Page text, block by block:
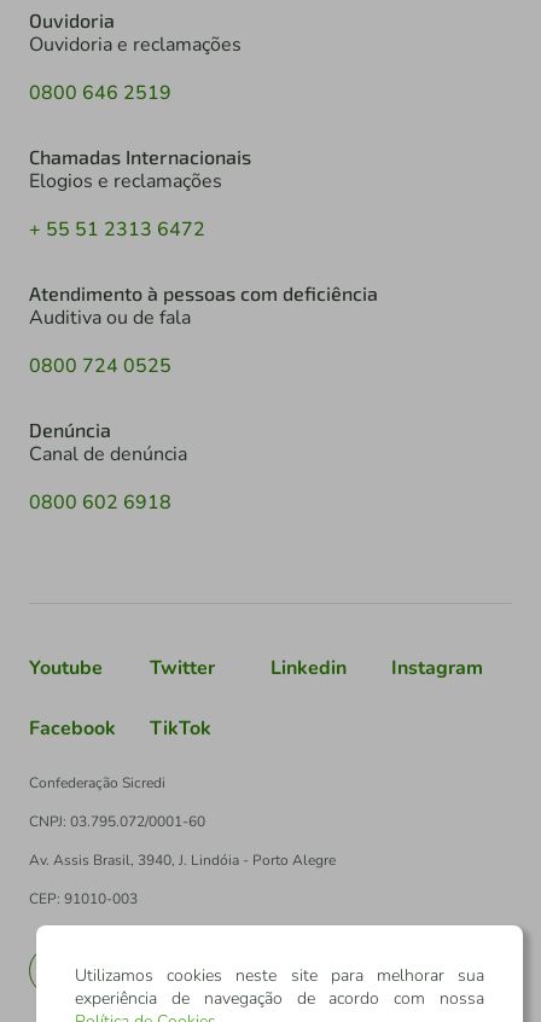
Ouvidoria
Ouvidoria e reclamações
0800 646 2519
Chamadas Internacionais
Elogios e reclamações
+ 55 51 2313 6472
Atendimento à pessoas com deficiência
Auditiva ou de fala
0800 724 0525
Denúncia
Canal de denúncia
0800 602 6918
Youtube Twitter Linkedin Instagram
Facebook TikTok
Confederação Sicredi
CNPJ: 03.795.072/0001-60
Av. Assis Brasil, 3940, J. Lindóia - Porto Alegre
CEP: 91010-003
EN
Utilizamos cookies neste site para melhorar sua
experiência de navegação de acordo com nossa